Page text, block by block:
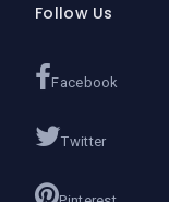
Follow Us
Facebook
Twitter